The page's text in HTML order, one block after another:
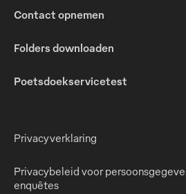
Contact opnemen
Folders downloaden
Poetsdoekservicetest
Privacyverklaring
Privacybeleid voor
enquêtes